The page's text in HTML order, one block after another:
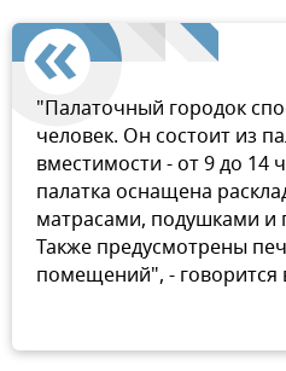
"Палаточный городок
человек. Он состоит из
вместимости - от 9 до 14
палатка оснащена
матрасами, подушками и
Также предусмотрены
помещений", -